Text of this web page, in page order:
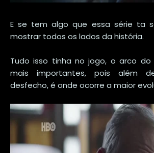
E se tem algo que essa série ta
mostrar todos os lados da história.
Tudo isso tinha no jogo, o arco do
mais importantes, pois além
desfecho, é onde ocorre a maior